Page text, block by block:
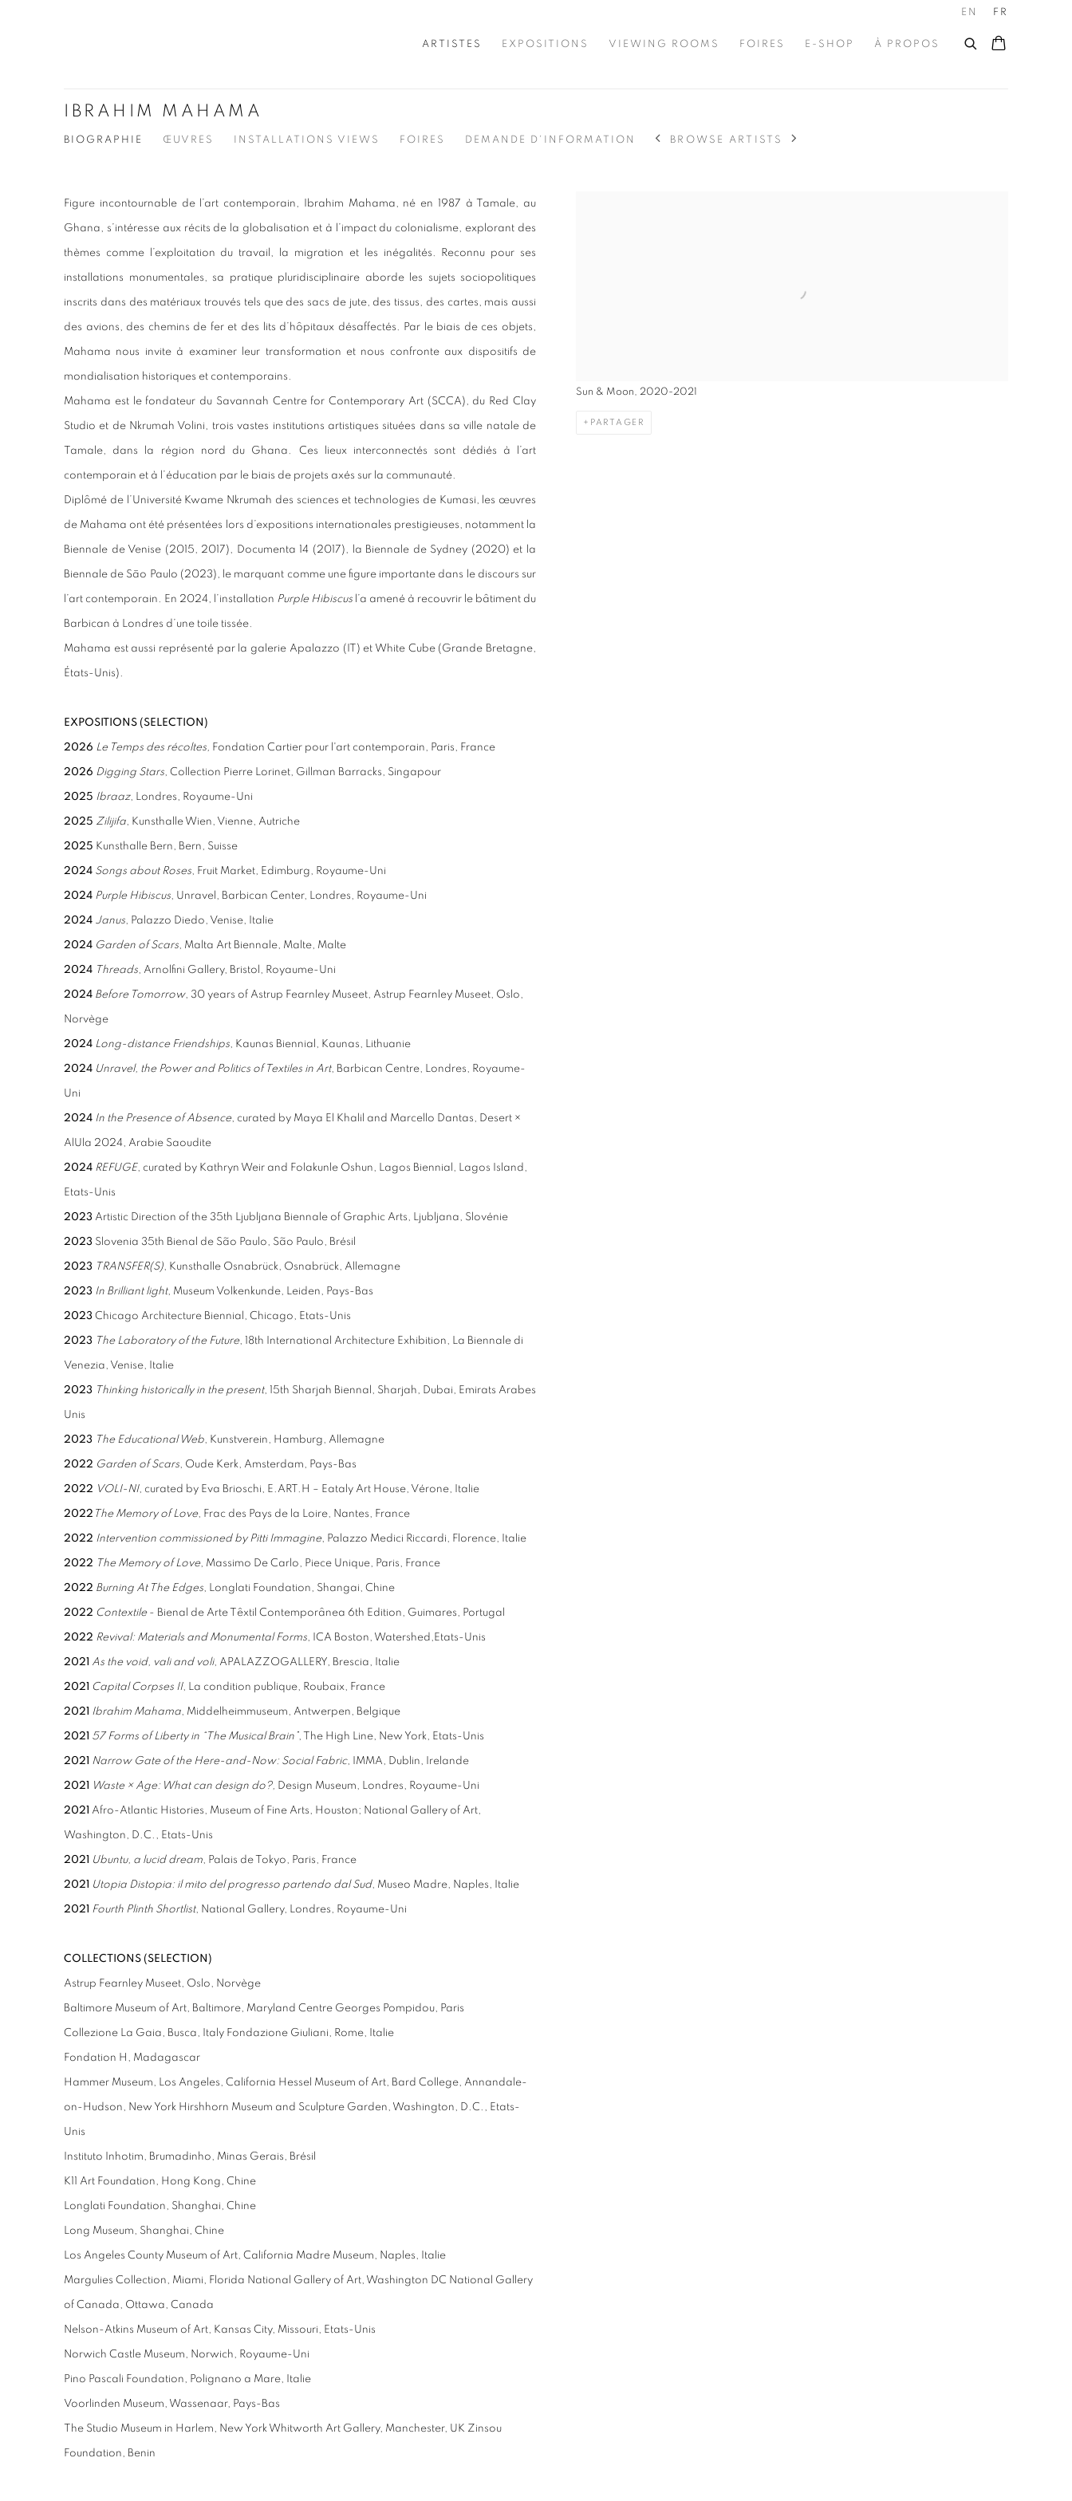
ARTISTES EXPOSITIONS VIEWING ROOMS FOIRES E-SHOP À PROPOS
EN FR
IBRAHIM MAHAMA
BIOGRAPHIE ŒUVRES INSTALLATIONS VIEWS FOIRES DEMANDE D'INFORMATION BROWSE ARTISTS
Sun & Moon, 2020-2021
PARTAGER
Figure incontournable de l’art contemporain, Ibrahim Mahama, né en 1987 à Tamale, au
Ghana, s’intéresse aux récits de la globalisation et à l’impact du colonialisme, explorant des
thèmes comme l’exploitation du travail, la migration et les inégalités. Reconnu pour ses
installations monumentales, sa pratique pluridisciplinaire aborde les sujets sociopolitiques
inscrits dans des matériaux trouvés tels que des sacs de jute, des tissus, des cartes, mais aussi
des avions, des chemins de fer et des lits d’hôpitaux désaffectés. Par le biais de ces objets,
Mahama nous invite à examiner leur transformation et nous confronte aux dispositifs de
mondialisation historiques et contemporains.
Mahama est le fondateur du Savannah Centre for Contemporary Art (SCCA), du Red Clay
Studio et de Nkrumah Volini, trois vastes institutions artistiques situées dans sa ville natale de
Tamale, dans la région nord du Ghana. Ces lieux interconnectés sont dédiés à l’art
contemporain et à l’éducation par le biais de projets axés sur la communauté.
Diplômé de l’Université Kwame Nkrumah des sciences et technologies de Kumasi, les œuvres
de Mahama ont été présentées lors d’expositions internationales prestigieuses, notamment la
Biennale de Venise (2015, 2017), Documenta 14 (2017), la Biennale de Sydney (2020) et la
Biennale de Sāo Paulo (2023), le marquant comme une figure importante dans le discours sur
l’art contemporain. En 2024, l’installation Purple Hibiscus l’a amené à recouvrir le bâtiment du
Barbican à Londres d’une toile tissée.
Mahama est aussi représenté par la galerie Apalazzo (IT) et White Cube (Grande Bretagne,
États-Unis).
EXPOSITIONS (SELECTION)
2026 Le Temps des récoltes, Fondation Cartier pour l'art contemporain, Paris, France
2026 Digging Stars, Collection Pierre Lorinet, Gillman Barracks, Singapour
2025 Ibraaz, Londres, Royaume-Uni
2025 Zilijifa, Kunsthalle Wien, Vienne, Autriche
2025 Kunsthalle Bern, Bern, Suisse
2024 Songs about Roses, Fruit Market, Edimburg, Royaume-Uni
2024 Purple Hibiscus, Unravel, Barbican Center, Londres, Royaume-Uni
2024 Janus, Palazzo Diedo, Venise, Italie
2024 Garden of Scars, Malta Art Biennale, Malte, Malte
2024 Threads, Arnolfini Gallery, Bristol, Royaume-Uni
2024 Before Tomorrow, 30 years of Astrup Fearnley Museet, Astrup Fearnley Museet, Oslo,
Norvège
2024 Long-distance Friendships, Kaunas Biennial, Kaunas, Lithuanie
2024 Unravel, the Power and Politics of Textiles in Art, Barbican Centre, Londres, Royaume-
Uni
2024 In the Presence of Absence, curated by Maya El Khalil and Marcello Dantas, Desert ×
AlUla 2024, Arabie Saoudite
2024 REFUGE, curated by Kathryn Weir and Folakunle Oshun, Lagos Biennial, Lagos Island,
Etats-Unis
2023 Artistic Direction of the 35th Ljubljana Biennale of Graphic Arts, Ljubljana, Slovénie
2023 Slovenia 35th Bienal de São Paulo, São Paulo, Brésil
2023 TRANSFER(S), Kunsthalle Osnabrück, Osnabrück, Allemagne
2023 In Brilliant light, Museum Volkenkunde, Leiden, Pays-Bas
2023 Chicago Architecture Biennial, Chicago, Etats-Unis
2023 The Laboratory of the Future, 18th International Architecture Exhibition, La Biennale di
Venezia, Venise, Italie
2023 Thinking historically in the present, 15th Sharjah Biennal, Sharjah, Dubai, Emirats Arabes
Unis
2023 The Educational Web, Kunstverein, Hamburg, Allemagne
2022 Garden of Scars, Oude Kerk, Amsterdam, Pays-Bas
2022 VOLI-NI, curated by Eva Brioschi, E.ART.H – Eataly Art House, Vérone, Italie
2022 The Memory of Love, Frac des Pays de la Loire, Nantes, France
2022 Intervention commissioned by Pitti Immagine, Palazzo Medici Riccardi, Florence, Italie
2022 The Memory of Love, Massimo De Carlo, Piece Unique, Paris, France
2022 Burning At The Edges, Longlati Foundation, Shangai, Chine
2022 Contextile- Bienal de Arte Têxtil Contemporânea 6th Edition, Guimares, Portugal
2022 Revival: Materials and Monumental Forms, ICA Boston, Watershed,Etats-Unis
2021 As the void, vali and voli, APALAZZOGALLERY, Brescia, Italie
2021 Capital Corpses II, La condition publique, Roubaix, France
2021 Ibrahim Mahama, Middelheimmuseum, Antwerpen, Belgique
2021 57 Forms of Liberty in “The Musical Brain”, The High Line, New York, Etats-Unis
2021 Narrow Gate of the Here-and-Now: Social Fabric, IMMA, Dublin, Irelande
2021 Waste × Age: What can design do?, Design Museum, Londres, Royaume-Uni
2021 Afro-Atlantic Histories, Museum of Fine Arts, Houston; National Gallery of Art,
Washington, D.C., Etats-Unis
2021 Ubuntu, a lucid dream, Palais de Tokyo, Paris, France
2021 Utopia Distopia: il mito del progresso partendo dal Sud, Museo Madre, Naples, Italie
2021 Fourth Plinth Shortlist, National Gallery, Londres, Royaume-Uni
COLLECTIONS (SELECTION)
Astrup Fearnley Museet, Oslo, Norvège
Baltimore Museum of Art, Baltimore, Maryland Centre Georges Pompidou, Paris
Collezione La Gaia, Busca, Italy Fondazione Giuliani, Rome, Italie
Fondation H, Madagascar
Hammer Museum, Los Angeles, California Hessel Museum of Art, Bard College, Annandale-
on-Hudson, New York Hirshhorn Museum and Sculpture Garden, Washington, D.C., Etats-
Unis
Instituto Inhotim, Brumadinho, Minas Gerais, Brésil
K11 Art Foundation, Hong Kong, Chine
Longlati Foundation, Shanghai, Chine
Long Museum, Shanghai, Chine
Los Angeles County Museum of Art, California Madre Museum, Naples, Italie
Margulies Collection, Miami, Florida National Gallery of Art, Washington DC National Gallery
of Canada, Ottawa, Canada
Nelson-Atkins Museum of Art, Kansas City, Missouri, Etats-Unis
Norwich Castle Museum, Norwich, Royaume-Uni
Pino Pascali Foundation, Polignano a Mare, Italie
Voorlinden Museum, Wassenaar, Pays-Bas
The Studio Museum in Harlem, New York Whitworth Art Gallery, Manchester, UK Zinsou
Foundation, Benin